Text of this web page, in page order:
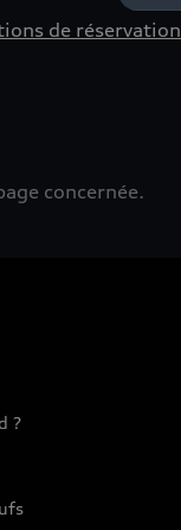
de réservation
concernée.
?